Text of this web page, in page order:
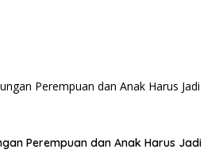
Perempuan dan Anak Harus Jadi